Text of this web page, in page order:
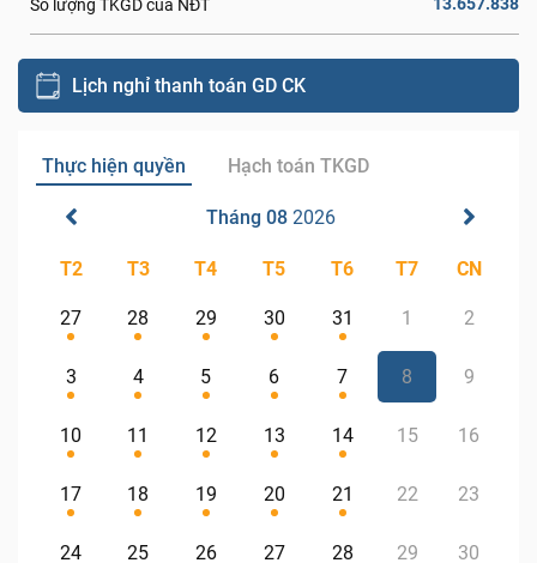
Số lượng TKGD của NĐT
Lịch nghỉ thanh toán GD CK
Thực hiện quyền Hạch toán TKGD
Tháng 08 2026
T2 T3 T4 T5 T6 T7 CN
27 28 29 30 31 1 2
3 4 5 6 7 8 9
10 11 12 13 14 15 16
17 18 19 20 21 22 23
24 25 26 27 28 29 30